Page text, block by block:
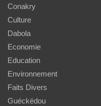
Conakry
Culture
Dabola
Economie
Education
Environnement
Faits Divers
Guéckédou